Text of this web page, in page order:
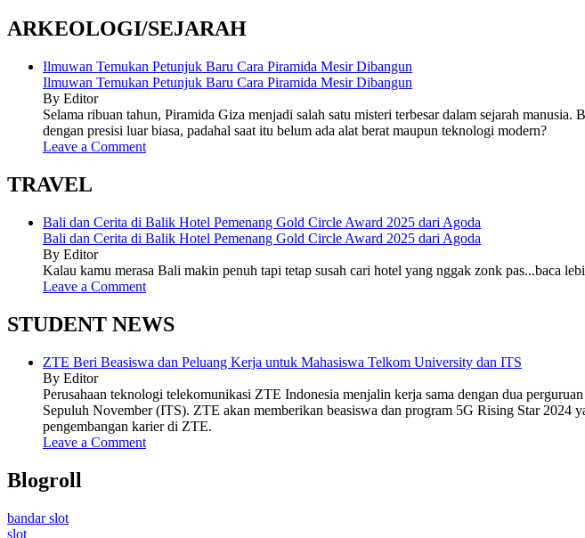
ARKEOLOGI/SEJARAH
Ilmuwan Temukan Petunjuk Baru Cara Piramida Mesir Dibangun
Ilmuwan Temukan Petunjuk Baru Cara Piramida Mesir Dibangun
By Editor
Selama ribuan tahun, Piramida Giza menjadi salah satu misteri terbesar dalam sejarah manusia.
dengan presisi luar biasa, padahal saat itu belum ada alat berat maupun teknologi modern?
Leave a Comment
TRAVEL
Bali dan Cerita di Balik Hotel Pemenang Gold Circle Award 2025 dari Agoda
Bali dan Cerita di Balik Hotel Pemenang Gold Circle Award 2025 dari Agoda
By Editor
Kalau kamu merasa Bali makin penuh tapi tetap susah cari hotel yang nggak zonk pas...baca
Leave a Comment
STUDENT NEWS
ZTE Beri Beasiswa dan Peluang Kerja untuk Mahasiswa Telkom University dan ITS
By Editor
Perusahaan teknologi telekomunikasi ZTE Indonesia menjalin kerja sama dengan dua
Sepuluh November (ITS). ZTE akan memberikan beasiswa dan program 5G Rising Star 2024
pengembangan karier di ZTE.
Leave a Comment
Blogroll
bandar slot
slot